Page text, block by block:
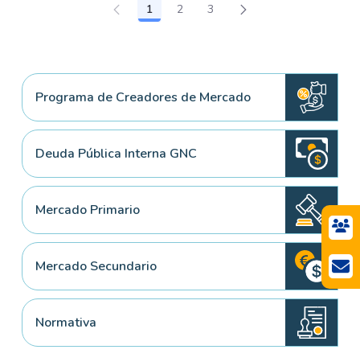
Página
1 Página
2 Página
3
Programa de Creadores de Mercado
Deuda Pública Interna GNC
Mercado Primario
Mercado Secundario
Normativa